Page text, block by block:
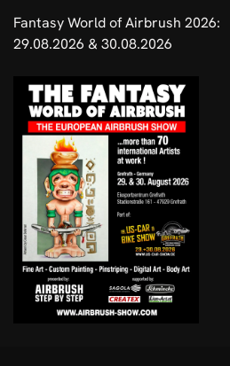
Fantasy World of Airbrush 2026:
29.08.2026 & 30.08.2026